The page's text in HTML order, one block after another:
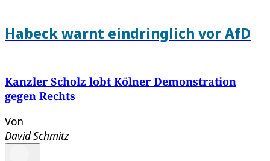
Habeck warnt eindringlich vor AfD
Kanzler Scholz lobt Kölner Demonstration
gegen Rechts
Von
David Schmitz